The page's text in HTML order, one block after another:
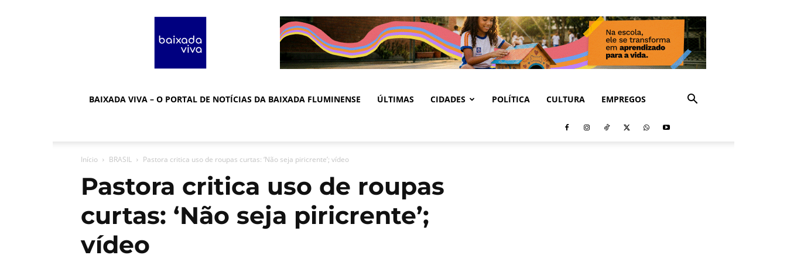
Viva
BAIXADA VIVA – O PORTAL DE NOTÍCIAS DA BAIXADA FLUMINENSE ÚLTIMAS CIDADES POLÍTICA CULTURA EMPREGOS
Início BRASIL Pastora critica uso de roupas curtas: ‘Não seja piricrente’; vídeo
Pastora critica uso de roupas
curtas: ‘Não seja piricrente’;
vídeo